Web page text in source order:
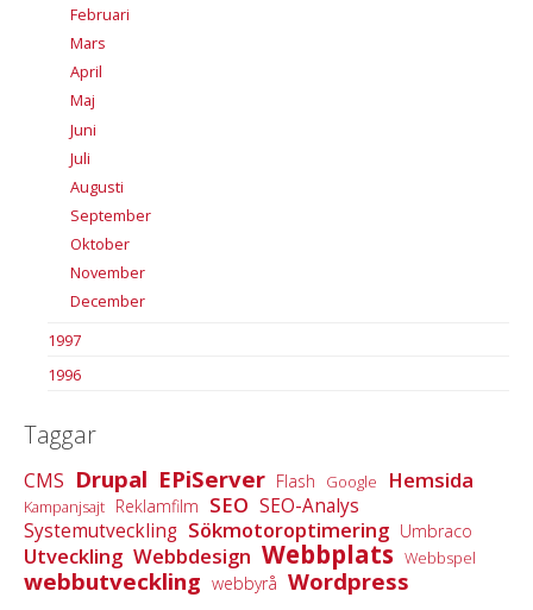
Februari
Mars
April
Maj
Juni
Juli
Augusti
September
Oktober
November
December
1997
1996
Taggar
CMS Drupal EPiServer Flash Google Hemsida
Kampanjsajt Reklamfilm SEO SEO-Analys
Systemutveckling Sökmotoroptimering Umbraco
Utveckling Webbdesign Webbplats Webbspel
webbutveckling webbyrå Wordpress